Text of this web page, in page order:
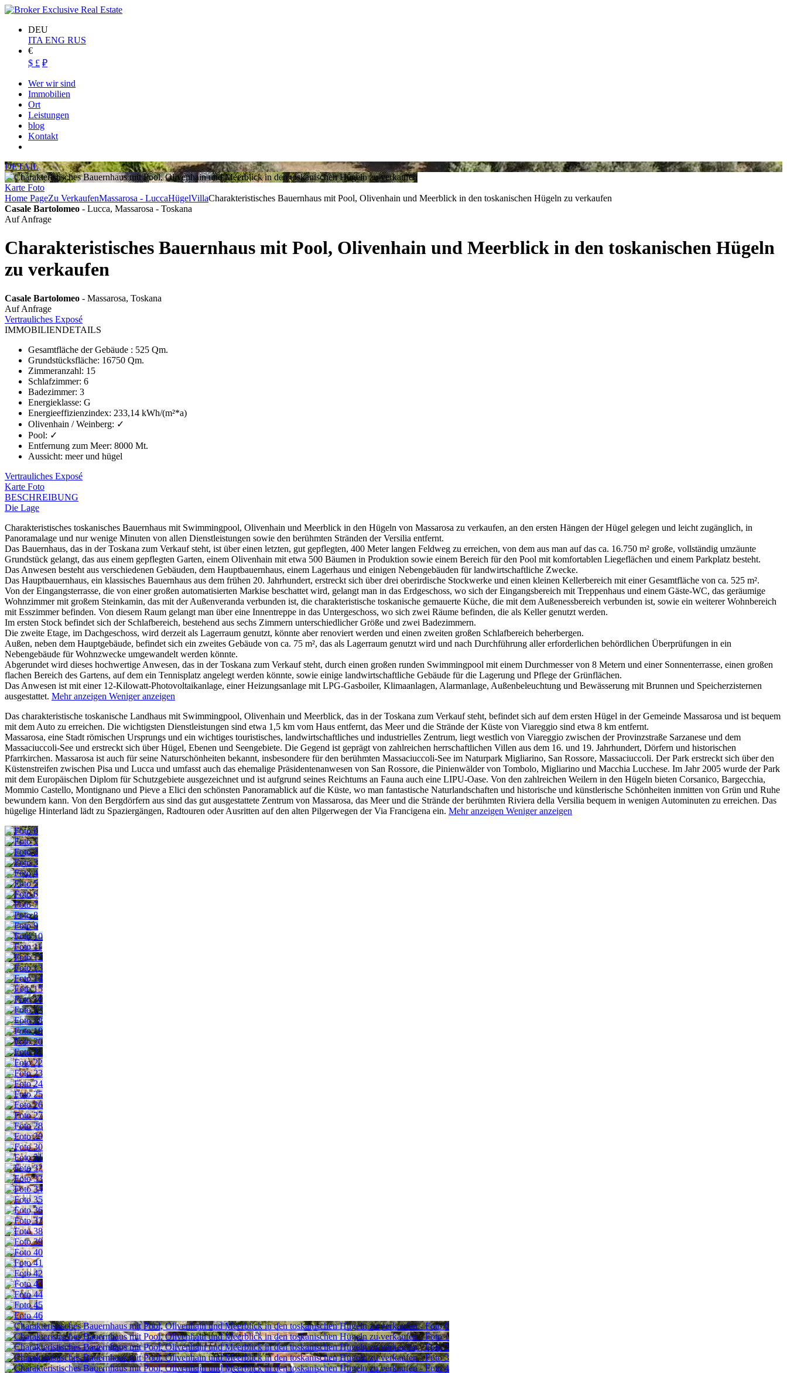
DEU
ITA ENG RUS
€
$ £ ₽
Wer wir sind
Immobilien
Ort
Leistungen
blog
Kontakt
DETAIL
Karte Foto
Home PageZu VerkaufenMassarosa - LuccaHügelVillaCharakteristisches Bauernhaus mit Pool, Olivenhain und Meerblick in den toskanischen Hügeln zu verkaufen
Casale Bartolomeo - Lucca, Massarosa - Toskana
Auf Anfrage
Charakteristisches Bauernhaus mit Pool, Olivenhain und Meerblick in den toskanischen Hügeln
zu verkaufen
Casale Bartolomeo - Massarosa, Toskana
Auf Anfrage
Vertrauliches Exposé
IMMOBILIENDETAILS
Gesamtfläche der Gebäude : 525 Qm.
Grundstücksfläche: 16750 Qm.
Zimmeranzahl: 15
Schlafzimmer: 6
Badezimmer: 3
Energieklasse: G
Energieeffizienzindex: 233,14 kWh/(m²*a)
Olivenhain / Weinberg: ✓
Pool: ✓
Entfernung zum Meer: 8000 Mt.
Aussicht: meer und hügel
Vertrauliches Exposé
Karte Foto
BESCHREIBUNG
Die Lage
Charakteristisches toskanisches Bauernhaus mit Swimmingpool, Olivenhain und Meerblick in den Hügeln von Massarosa zu verkaufen, an den ersten Hängen der Hügel gelegen und leicht zugänglich, in
Panoramalage und nur wenige Minuten von allen Dienstleistungen sowie den berühmten Stränden der Versilia entfernt.
Das Bauernhaus, das in der Toskana zum Verkauf steht, ist über einen letzten, gut gepflegten, 400 Meter langen Feldweg zu erreichen, von dem aus man auf das ca. 16.750 m² große, vollständig umzäunte
Grundstück gelangt, das aus einem gepflegten Garten, einem Olivenhain mit etwa 500 Bäumen in Produktion sowie einem Bereich für den Pool mit komfortablen Liegeflächen und einem Parkplatz besteht.
Das Anwesen besteht aus verschiedenen Gebäuden, dem Hauptbauernhaus, einem Lagerhaus und einigen Nebengebäuden für landwirtschaftliche Zwecke.
Das Hauptbauernhaus, ein klassisches Bauernhaus aus dem frühen 20. Jahrhundert, erstreckt sich über drei oberirdische Stockwerke und einen kleinen Kellerbereich mit einer Gesamtfläche von ca. 525 m².
Von der Eingangsterrasse, die von einer großen automatisierten Markise beschattet wird, gelangt man in das Erdgeschoss, wo sich der Eingangsbereich mit Treppenhaus und einem Gäste-WC, das geräumige
Wohnzimmer mit großem Steinkamin, das mit der Außenveranda verbunden ist, die charakteristische toskanische gemauerte Küche, die mit dem Außenessbereich verbunden ist, sowie ein weiterer Wohnbereich
mit Esszimmer befinden. Von diesem Raum gelangt man über eine Innentreppe in das Untergeschoss, wo sich zwei Räume befinden, die als Keller genutzt werden.
Im ersten Stock befindet sich der Schlafbereich, bestehend aus sechs Zimmern unterschiedlicher Größe und zwei Badezimmern.
Die zweite Etage, im Dachgeschoss, wird derzeit als Lagerraum genutzt, könnte aber renoviert werden und einen zweiten großen Schlafbereich beherbergen.
Außen, neben dem Hauptgebäude, befindet sich ein zweites Gebäude von ca. 75 m², das als Lagerraum genutzt wird und nach Durchführung aller erforderlichen behördlichen Überprüfungen in ein
Nebengebäude für Wohnzwecke umgewandelt werden könnte.
Abgerundet wird dieses hochwertige Anwesen, das in der Toskana zum Verkauf steht, durch einen großen runden Swimmingpool mit einem Durchmesser von 8 Metern und einer Sonnenterrasse, einen großen
flachen Bereich des Gartens, auf dem ein Tennisplatz angelegt werden könnte, sowie einige landwirtschaftliche Gebäude für die Lagerung und Pflege der Grünflächen.
Das Anwesen ist mit einer 12-Kilowatt-Photovoltaikanlage, einer Heizungsanlage mit LPG-Gasboiler, Klimaanlagen, Alarmanlage, Außenbeleuchtung und Bewässerung mit Brunnen und Speicherzisternen
ausgestattet. Mehr anzeigen Weniger anzeigen
Das charakteristische toskanische Landhaus mit Swimmingpool, Olivenhain und Meerblick, das in der Toskana zum Verkauf steht, befindet sich auf dem ersten Hügel in der Gemeinde Massarosa und ist bequem
mit dem Auto zu erreichen. Die wichtigsten Dienstleistungen sind etwa 1,5 km vom Haus entfernt, das Meer und die Strände der Küste von Viareggio sind etwa 8 km entfernt.
Massarosa, eine Stadt römischen Ursprungs und ein wichtiges touristisches, landwirtschaftliches und industrielles Zentrum, liegt westlich von Viareggio zwischen der Provinzstraße Sarzanese und dem
Massaciuccoli-See und erstreckt sich über Hügel, Ebenen und Seengebiete. Die Gegend ist geprägt von zahlreichen herrschaftlichen Villen aus dem 16. und 19. Jahrhundert, Dörfern und historischen
Pfarrkirchen. Massarosa ist auch für seine Naturschönheiten bekannt, insbesondere für den berühmten Massaciuccoli-See im Naturpark Migliarino, San Rossore, Massaciuccoli. Der Park erstreckt sich über den
Küstenstreifen zwischen Pisa und Lucca und umfasst auch das ehemalige Präsidentenanwesen von San Rossore, die Pinienwälder von Tombolo, Migliarino und Macchia Lucchese. Im Jahr 2005 wurde der Park
mit dem Europäischen Diplom für Schutzgebiete ausgezeichnet und ist aufgrund seines Reichtums an Fauna auch eine LIPU-Oase. Von den zahlreichen Weilern in den Hügeln bieten Corsanico, Bargecchia,
Mommio Castello, Montignano und Pieve a Elici den schönsten Panoramablick auf die Küste, wo man fantastische Naturlandschaften und historische und künstlerische Schönheiten inmitten von Grün und Ruhe
bewundern kann. Von den Bergdörfern aus sind das gut ausgestattete Zentrum von Massarosa, das Meer und die Strände der berühmten Riviera della Versilia bequem in wenigen Autominuten zu erreichen. Das
hügelige Hinterland lädt zu Spaziergängen, Radtouren oder Ausritten auf den alten Pilgerwegen der Via Francigena ein. Mehr anzeigen Weniger anzeigen